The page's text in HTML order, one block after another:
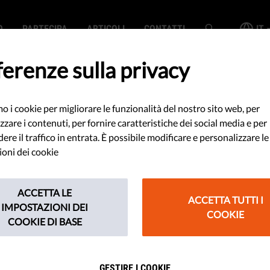
PARTECIPA ARTICOLI CONTATTI IT
digitali sulle
Il prossimo
dell'UE?
europea ha proposto
sulla privacy
i cookie per migliorare le funzionalità del nostro sito web, per
i contenuti, per fornire caratteristiche dei social media e per
il traffico in entrata. È possibile modificare e personalizzare le
dei cookie
ACCETTA LE
IMPOSTAZIONI DEI
COOKIE DI BASE
ACCETTA TUTTI I
COOKIE